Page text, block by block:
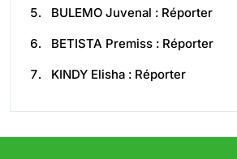
BULEMO Juvenal : Réporter
BETISTA Premiss : Réporter
KINDY Elisha : Réporter